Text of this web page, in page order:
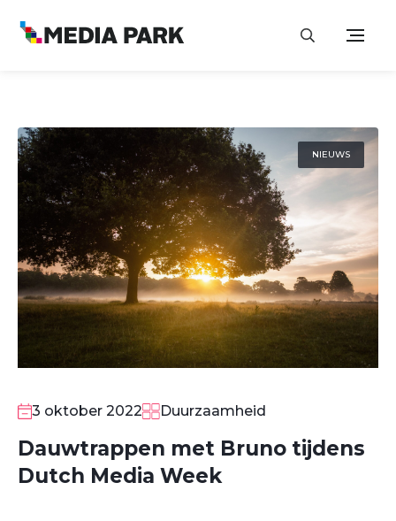
NIEUWS
3 oktober 2022 Duurzaamheid
Dauwtrappen met Bruno tijdens
Dutch Media Week